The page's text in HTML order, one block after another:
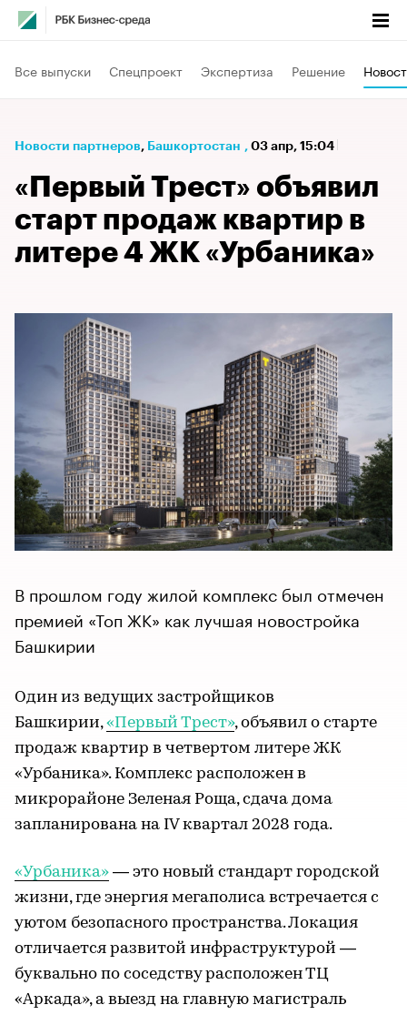
Все выпуски Спецпроект Экспертиза Решение
Новости партнеров⁠, Башкортостан , 03 апр, 15:04
«Первый Трест» объявил
старт продаж квартир в
литере 4 ЖК «Урбаника»
В прошлом году жилой комплекс был отмечен
премией «Топ ЖК» как лучшая новостройка
Башкирии
Один из ведущих застройщиков
Башкирии,«Первый Трест», объявил о старте
продаж квартир в четвертом литере ЖК
«Урбаника». Комплекс расположен в
микрорайоне Зеленая Роща, сдача дома
запланирована на IV квартал 2028 года.
«Урбаника» — это новый стандарт городской
жизни, где энергия мегаполиса встречается с
уютом безопасного пространства. Локация
отличается развитой инфраструктурой —
буквально по соседству расположен ТЦ
«Аркада», а выезд на главную магистраль